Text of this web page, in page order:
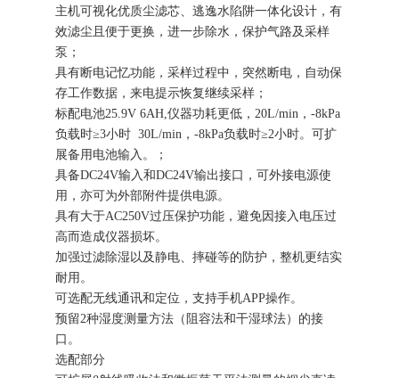
主机可视化优质尘滤芯、逃逸水陷阱一体化设计，有
效滤尘且便于更换，进一步除水，保护气路及采样
泵；
具有断电记忆功能，采样过程中，突然断电，自动保
存工作数据，来电提示恢复继续采样；
标配电池25.9V 6AH,仪器功耗更低，20L/min，-8kPa
负载时≥3小时 30L/min，-8kPa负载时≥2小时。可扩
展备用电池输入。；
具备DC24V输入和DC24V输出接口，可外接电源使
用，亦可为外部附件提供电源。
具有大于AC250V过压保护功能，避免因接入电压过
高而造成仪器损坏。
加强过滤除湿以及静电、摔碰等的防护，整机更结实
耐用。
可选配无线通讯和定位，支持手机APP操作。
预留2种湿度测量方法（阻容法和干湿球法）的接
口。
选配部分